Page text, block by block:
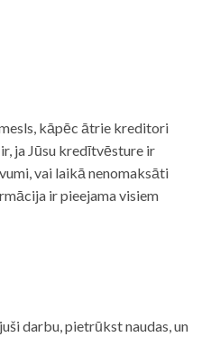
kāpēc ātrie kreditori
ja Jūsu kredītvēsture ir
vai laikā nenomaksāti
ir pieejama visiem
darbu, pietrūkst naudas, un